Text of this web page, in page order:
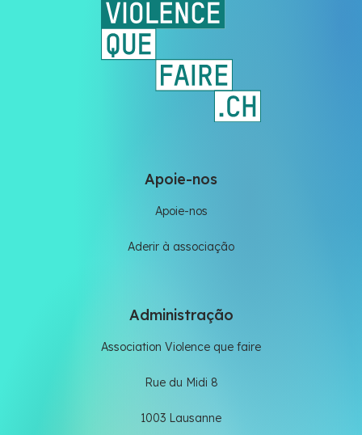
Apoie-nos
Apoie-nos
Aderir à associação
Administração
Association Violence que faire
Rue du Midi 8
1003 Lausanne